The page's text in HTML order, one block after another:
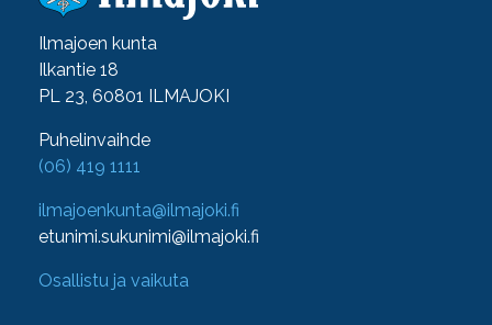
Ilmajoen kunta
Ilkantie 18
PL 23, 60801 ILMAJOKI
Puhelinvaihde
(06) 419 1111
ilmajoenkunta@ilmajoki.fi
etunimi.sukunimi@ilmajoki.fi
Osallistu ja vaikuta